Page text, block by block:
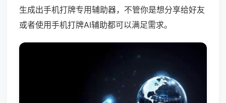
生成出手机打牌专用辅助器，不管你是想分享给好友
或者使用手机打牌AI辅助都可以满足需求。